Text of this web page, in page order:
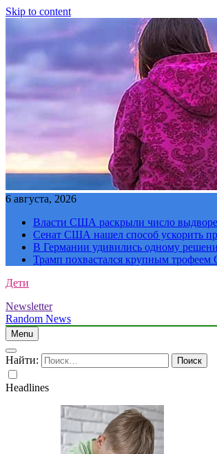
Skip to content
6 августа, 2026
Власти США раскрыли число
Сенат США нашел способ ускорить
В Германии удивились одному
Трамп похвастался крупным
Дети
Newsletter
Random News
Menu
Найти:
Headlines